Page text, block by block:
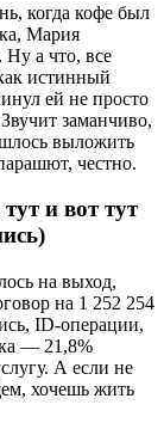
когда кофе был
Мария
Ну а что, все
истинный
ей не просто
заманчиво,
выложить
честно.
и вот тут
на выход,
на 1 252 254
ID-операции,
— 21,8%
А если не
хочешь жить